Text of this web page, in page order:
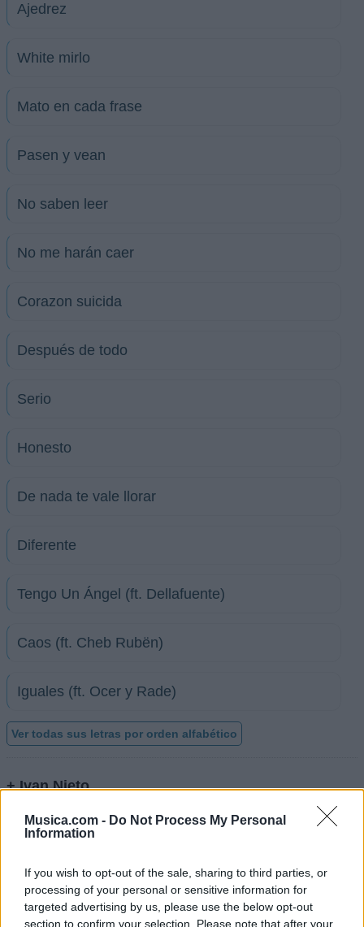
Musica.com - Do Not Process My Personal
Information
If you wish to opt-out of the sale, sharing to third parties, or
processing of your personal or sensitive information for
targeted advertising by us, please use the below opt-out
section to confirm your selection. Please note that after your
Ajedrez
White mirlo
Mato en cada frase
Pasen y vean
No saben leer
No me harán caer
Corazon suicida
Después de todo
Serio
Honesto
De nada te vale llorar
Diferente
Tengo Un Ángel (ft. Dellafuente)
Caos (ft. Cheb Rubën)
Iguales (ft. Ocer y Rade)
Ver todas sus letras por orden alfabético
+ Ivan Nieto
Discografía Biografía Ranking Fotos Foro
Ranking de Ivan Nieto